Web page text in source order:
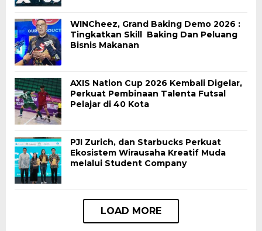
WINCheez, Grand Baking Demo 2026 :
Tingkatkan Skill Baking Dan Peluang
Bisnis Makanan
AXIS Nation Cup 2026 Kembali Digelar,
Perkuat Pembinaan Talenta Futsal
Pelajar di 40 Kota
PJI Zurich, dan Starbucks Perkuat
Ekosistem Wirausaha Kreatif Muda
melalui Student Company